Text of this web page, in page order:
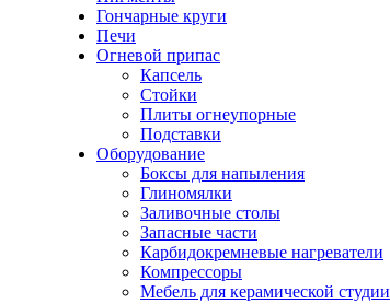
Гончарные круги
Печи
Огневой припас
Капсель
Стойки
Плиты огнеупорные
Подставки
Оборудование
Боксы для напыления
Глиномялки
Заливочные столы
Запасные части
Карбидокремневые нагреватели
Компрессоры
Мебель для керамической студии